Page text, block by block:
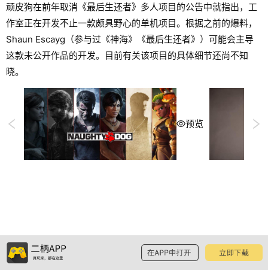
顽皮狗在前年取消《最后生还者》多人项目的公告中就指出，工
作室正在开发不止一款颇具野心的单机项目。根据之前的爆料，
Shaun Escayg（参与过《神海》《最后生还者》）可能会主导
这款未公开作品的开发。目前有关该项目的具体细节还尚不知
晓。
预览